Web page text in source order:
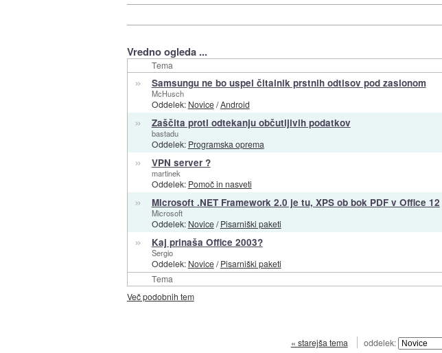
Vredno ogleda ...
Tema
Tema
» Samsungu ne bo uspel čitalnik prstnih odtisov pod zaslonom
McHusch
Oddelek: Novice/Android
» Zaščita proti odtekanju občutljivih podatkov
bastadu
Oddelek: Programska oprema
» VPN server ?
martinek
Oddelek: Pomoč in nasveti
» Microsoft .NET Framework 2.0 je tu, XPS ob bok PDF v Office 12
Microsoft
Oddelek: Novice/Pisarniški paketi
» Kaj prinaša Office 2003?
Sergio
Oddelek: Novice/Pisarniški paketi
Več podobnih tem
« starejša tema oddelek: